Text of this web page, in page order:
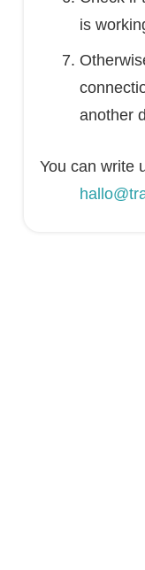
is
another
You can write